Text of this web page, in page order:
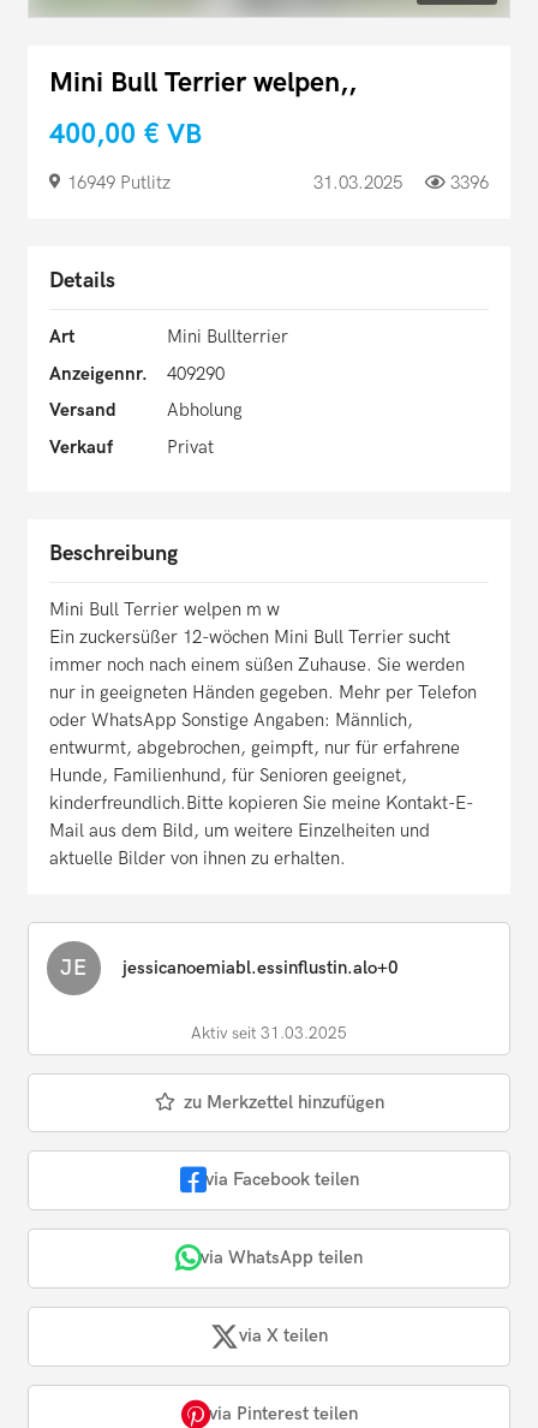
Mini Bull Terrier welpen,,
400,00 € VB
16949 Putlitz 31.03.2025 3396
Details
Art
Mini Bullterrier
Anzeigennr.
409290
Versand
Abholung
Verkauf
Privat
Beschreibung
Mini Bull Terrier welpen m w
Ein zuckersüßer 12-wöchen Mini Bull Terrier sucht
immer noch nach einem süßen Zuhause. Sie werden
nur in geeigneten Händen gegeben. Mehr per Telefon
oder WhatsApp Sonstige Angaben: Männlich,
entwurmt, abgebrochen, geimpft, nur für erfahrene
Hunde, Familienhund, für Senioren geeignet,
kinderfreundlich.Bitte kopieren Sie meine Kontakt-E-
Mail aus dem Bild, um weitere Einzelheiten und
aktuelle Bilder von ihnen zu erhalten.
JE jessicanoemiabl.essinflustin.alo+0
Aktiv seit 31.03.2025
zu Merkzettel hinzufügen
via Facebook teilen
via WhatsApp teilen
via X teilen
via Pinterest teilen